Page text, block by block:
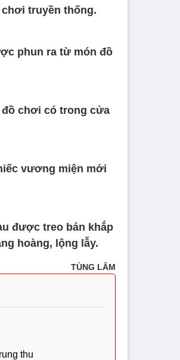
truyền thống.
phun ra từ món đồ
chơi có trong cửa
vương miện mới
được treo bán khắp
hoàng, lộng lẫy.
TÙNG LÂM
thu